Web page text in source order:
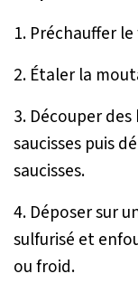
1. Préchauffer le
2. Étaler la
3. Découper
saucisses puis
saucisses.
4. Déposer sur
sulfurisé et
ou froid.